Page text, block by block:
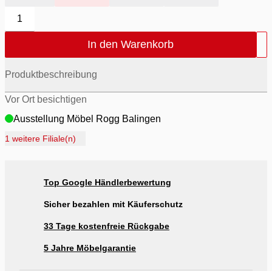
1
In den Warenkorb
Produktbeschreibung
Vor Ort besichtigen
Ausstellung Möbel Rogg Balingen
Ausstellung Rogg Discount Balingen
Ausstellung Möbel Rogg Reutlingen
1 weitere Filiale(n)
Top Google Händlerbewertung
Sicher bezahlen mit Käuferschutz
33 Tage kostenfreie Rückgabe
5 Jahre Möbelgarantie